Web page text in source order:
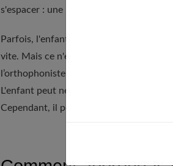
s'espacer : une par semaine, voire une
Parfois, l'enfant bègue est "mûr" pour
vite. Mais ce n'est pas toujours le cas,
l’orthophoniste travaille en subtilité.
L'enfant peut ne plus bégayer mais
Cependant, il peut réapparaître à la